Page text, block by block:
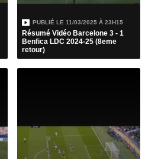
PUBLIÉ LE 11/03/2025 À 23H15
Résumé Vidéo Barcelone 3 - 1
Benfica LDC 2024-25 (8eme
retour)